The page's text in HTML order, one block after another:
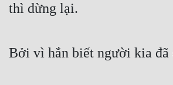
thì dừng lại.
Bởi vì hắn biết người kia đã